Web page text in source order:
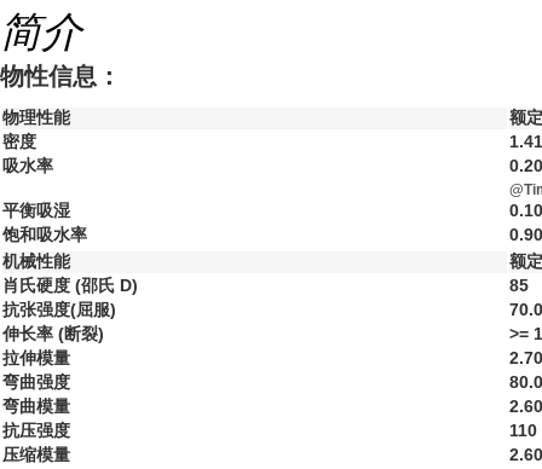
简介
物性信息：
物理性能
额
密度
吸水率
平衡吸湿
饱和吸水率
机械性能
额
肖氏硬度 (邵氏 D)
85
抗张强度(屈服)
伸长率 (断裂)
>=
拉伸模量
弯曲强度
弯曲模量
抗压强度
110
压缩模量